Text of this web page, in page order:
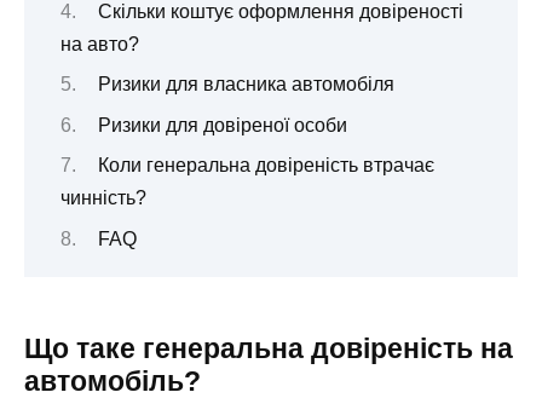
Скільки коштує оформлення довіреності
на авто?
Ризики для власника автомобіля
Ризики для довіреної особи
Коли генеральна довіреність втрачає
чинність?
FAQ
Що таке генеральна довіреність на
автомобіль?